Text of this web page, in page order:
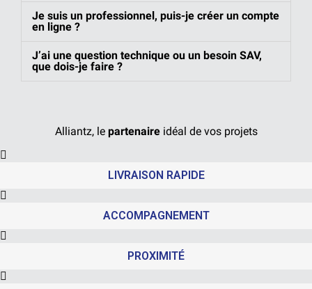
Je suis un professionnel, puis-je créer un compte
en ligne ?
J’ai une question technique ou un besoin SAV,
que dois-je faire ?
Alliantz, le partenaireidéal de vos projets
LIVRAISON RAPIDE
ACCOMPAGNEMENT
PROXIMITÉ